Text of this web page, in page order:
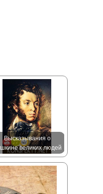
Высказывания о
великих людей